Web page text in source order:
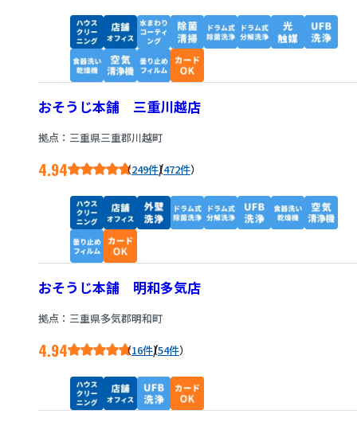
おそうじ本舗 三重川越店
拠点：三重県三重郡川越町
4.94 249件/472件
おそうじ本舗 明和多気店
拠点：三重県多気郡明和町
4.94 16件/54件